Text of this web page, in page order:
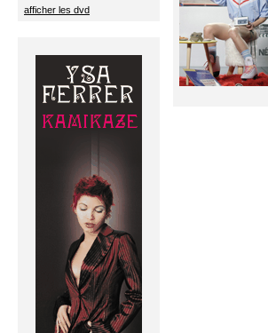
afficher les dvd